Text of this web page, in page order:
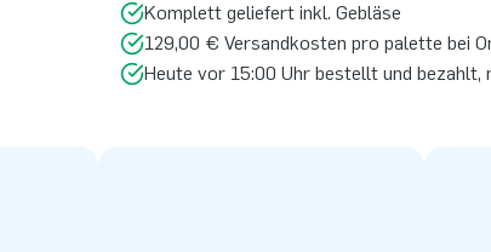
Komplett geliefert inkl. Gebläse
129,00 € Versandkosten pro palette bei
Heute vor 15:00 Uhr bestellt und bezahlt,